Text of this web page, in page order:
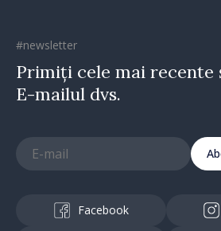
#newsletter
Primiți cele mai
E-mailul dvs.
Facebook